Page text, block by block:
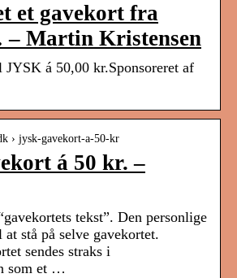
et gavekort fra
Martin Kristensen
á 50,00 kr.Sponsoreret af
› jysk-gavekort-a-50-kr
á 50 kr. –
tekst”. Den personlige
stå på selve gavekortet.
sendes straks i
som et …